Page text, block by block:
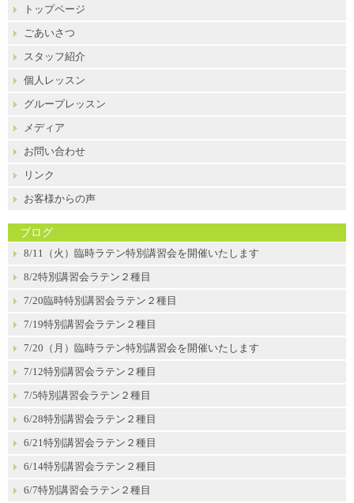
トップページ
ごあいさつ
スタッフ紹介
個人レッスン
グループレッスン
メディア
お問い合わせ
リンク
お客様からの声
ブログ
8/11（火）臨時ラテン特別講習会を開催いたします
8/2特別講習会ラテン２種目
7/20臨時特別講習会ラテン２種目
7/19特別講習会ラテン２種目
7/20（月）臨時ラテン特別講習会を開催いたします
7/12特別講習会ラテン２種目
7/5特別講習会ラテン２種目
6/28特別講習会ラテン２種目
6/21特別講習会ラテン２種目
6/14特別講習会ラテン２種目
6/7特別講習会ラテン２種目